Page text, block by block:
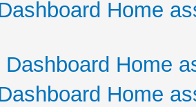
Home
Dashboard Home
Home